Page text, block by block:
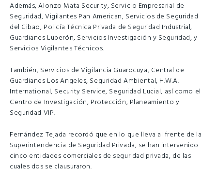
Además, Alonzo Mata Security, Servicio Empresarial de
Seguridad, Vigilantes Pan American, Servicios de Seguridad
del Cibao, Policía Técnica Privada de Seguridad Industrial,
Guardianes Luperón, Servicios Investigación y Seguridad, y
Servicios Vigilantes Técnicos.
También, Servicios de Vigilancia Guarocuya, Central de
Guardianes Los Angeles, Seguridad Ambiental, H.W.A.
International, Security Service, Seguridad Lucial, así como el
Centro de Investigación, Protección, Planeamiento y
Seguridad VIP.
Fernández Tejada recordó que en lo que lleva al frente de la
Superintendencia de Seguridad Privada, se han intervenido
cinco entidades comerciales de seguridad privada, de las
cuales dos se clausuraron.